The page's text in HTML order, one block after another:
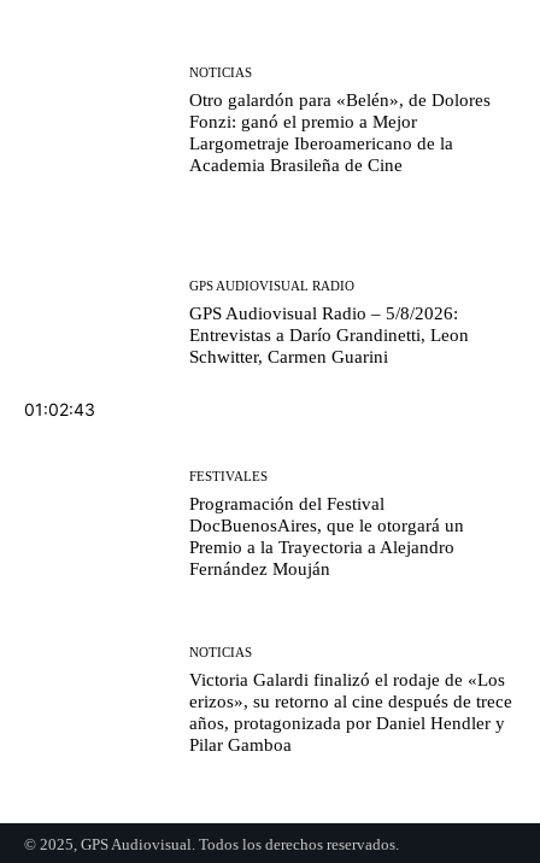
NOTICIAS
Otro galardón para «Belén», de Dolores
Fonzi: ganó el premio a Mejor
Largometraje Iberoamericano de la
Academia Brasileña de Cine
01:02:43
GPS AUDIOVISUAL RADIO
GPS Audiovisual Radio – 5/8/2026:
Entrevistas a Darío Grandinetti, Leon
Schwitter, Carmen Guarini
FESTIVALES
Programación del Festival
DocBuenosAires, que le otorgará un
Premio a la Trayectoria a Alejandro
Fernández Mouján
NOTICIAS
Victoria Galardi finalizó el rodaje de «Los
erizos», su retorno al cine después de trece
años, protagonizada por Daniel Hendler y
Pilar Gamboa
© 2025, GPS Audiovisual. Todos los derechos reservados.